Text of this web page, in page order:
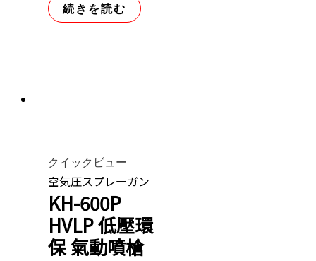
続きを読む
クイックビュー
空気圧スプレーガン
KH-600P
HVLP 低壓環
保 氣動噴槍